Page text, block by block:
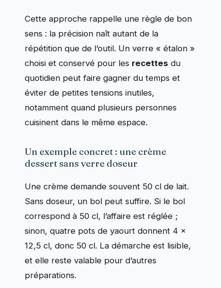
Cette approche rappelle une règle de bon
sens : la précision naît autant de la
répétition que de l’outil. Un verre « étalon »
choisi et conservé pour les recettes du
quotidien peut faire gagner du temps et
éviter de petites tensions inutiles,
notamment quand plusieurs personnes
cuisinent dans le même espace.
Un exemple concret : une crème
dessert sans verre doseur
Une crème demande souvent 50 cl de lait.
Sans doseur, un bol peut suffire. Si le bol
correspond à 50 cl, l’affaire est réglée ;
sinon, quatre pots de yaourt donnent 4 ×
12,5 cl, donc 50 cl. La démarche est lisible,
et elle reste valable pour d’autres
préparations.